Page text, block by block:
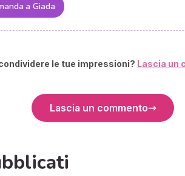
a Giada
le tue impressioni? Lascia un
Lascia un commento